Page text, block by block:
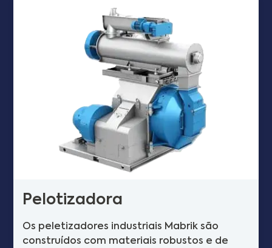
Pelotizadora
Os peletizadores industriais Mabrik são
construídos com materiais robustos e de